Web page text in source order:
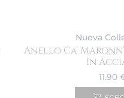
Nuova
Anello Ca’
In
11.90